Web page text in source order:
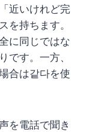
近いけれど完
を持ちます。
に同じではな
です。一方、
合は같다を使
を電話で聞き